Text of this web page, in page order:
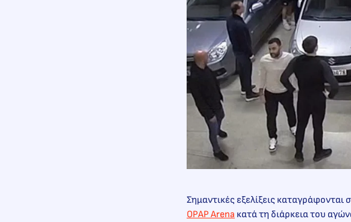
Σημαντικές εξελίξεις καταγράφονται
OPAP Arena κατά τη διάρκεια του